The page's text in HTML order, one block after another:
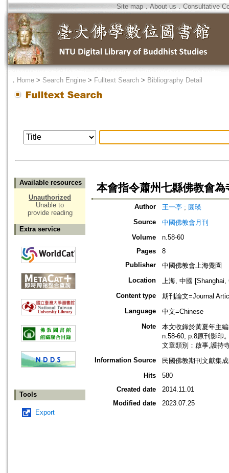
Site map．About us ． Consultative
． Home > Search Engine > Fulltext Search > Bibliography Detail
Available resources
Unauthorized
Unable to
provide reading
Extra service
Tools
Export
本會指令蕭州七縣佛教會
Author 王一亭 ; 圓瑛
Source
中國佛教會月刊
Volume
n.58-60
Pages
8
Publisher
中國佛教會上海覺園
Location
上海, 中國 [Shanghai,
Content type
期刊論文=Journal
Language
中文=Chinese
Note
本文收錄於黃夏年主
n.58-60, p.8原刊影印
文章類別：啟事,護持
Information Source
民國佛教期刊文獻集
Hits
580
Created date
2014.11.01
Modified date
2023.07.25